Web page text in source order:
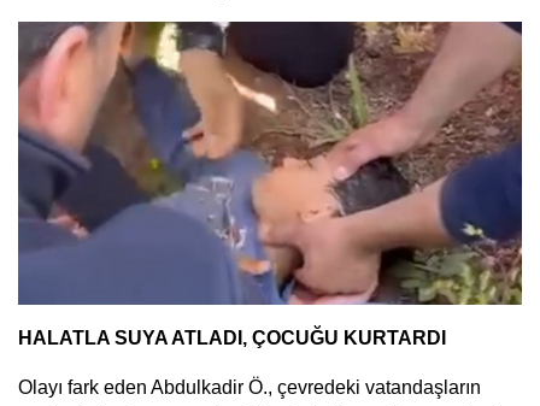
HALATLA SUYA ATLADI, ÇOCUĞU KURTARDI
Olayı fark eden Abdulkadir Ö., çevredeki vatandaşların